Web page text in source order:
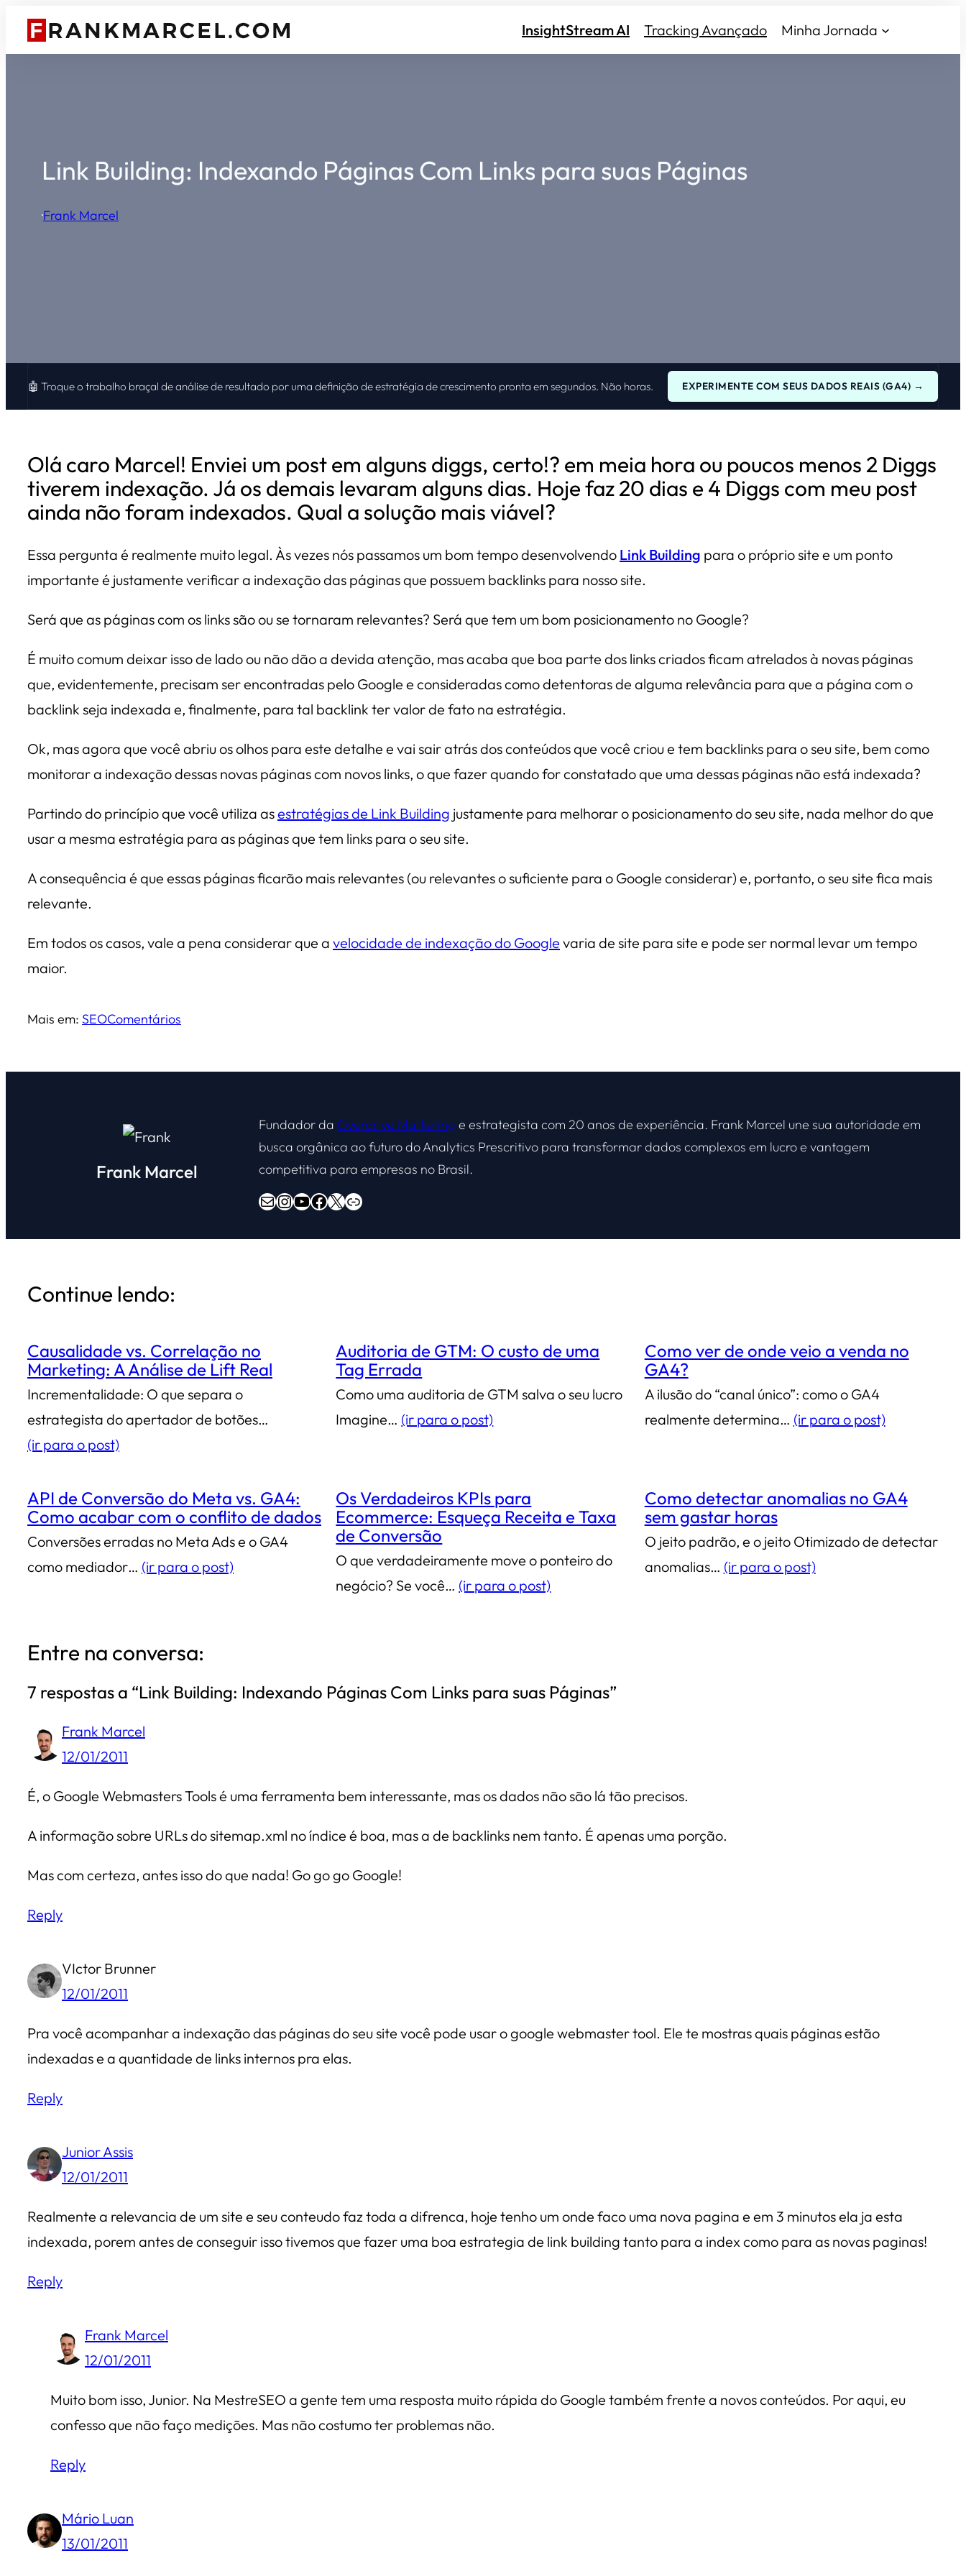
Pular
para
InsightStream AI Tracking Avançado Minha Jornada
Link Building: Indexando Páginas Com Links para suas Páginas
·Frank Marcel
🤖 Troque o trabalho braçal de análise de resultado por uma definição de estratégia de crescimento pronta em segundos. Não horas. EXPERIMENTE COM SEUS DADOS REAIS (GA4) →
Olá caro Marcel! Enviei um post em alguns diggs, certo!? em meia hora ou poucos menos 2 Diggs
tiverem indexação. Já os demais levaram alguns dias. Hoje faz 20 dias e 4 Diggs com meu post
ainda não foram indexados. Qual a solução mais viável?
Essa pergunta é realmente muito legal. Às vezes nós passamos um bom tempo desenvolvendo Link Building para o próprio site e um ponto
importante é justamente verificar a indexação das páginas que possuem backlinks para nosso site.
Será que as páginas com os links são ou se tornaram relevantes? Será que tem um bom posicionamento no Google?
É muito comum deixar isso de lado ou não dão a devida atenção, mas acaba que boa parte dos links criados ficam atrelados à novas páginas
que, evidentemente, precisam ser encontradas pelo Google e consideradas como detentoras de alguma relevância para que a página com o
backlink seja indexada e, finalmente, para tal backlink ter valor de fato na estratégia.
Ok, mas agora que você abriu os olhos para este detalhe e vai sair atrás dos conteúdos que você criou e tem backlinks para o seu site, bem como
monitorar a indexação dessas novas páginas com novos links, o que fazer quando for constatado que uma dessas páginas não está indexada?
Partindo do princípio que você utiliza asestratégias de Link Building justamente para melhorar o posicionamento do seu site, nada melhor do que
usar a mesma estratégia para as páginas que tem links para o seu site.
A consequência é que essas páginas ficarão mais relevantes (ou relevantes o suficiente para o Google considerar) e, portanto, o seu site fica mais
relevante.
Em todos os casos, vale a pena considerar que a velocidade de indexação do Google varia de site para site e pode ser normal levar um tempo
maior.
Mais em: SEOComentários
Frank Marcel
Fundador da Overdrive Marketing e estrategista com 20 anos de experiência. Frank Marcel une sua autoridade em
busca orgânica ao futuro do Analytics Prescritivo para transformar dados complexos em lucro e vantagem
competitiva para empresas no Brasil.
E-mail InstagramYoutube Facebook X Overdrive Marketing
Continue lendo:
Causalidade vs. Correlação no
Marketing: A Análise de Lift Real
Incrementalidade: O que separa o
estrategista do apertador de botões…
(ir para o post)
Auditoria de GTM: O custo de uma
Tag Errada
Como uma auditoria de GTM salva o seu lucro
Imagine… (ir para o post)
Como ver de onde veio a venda no
GA4?
A ilusão do “canal único”: como o GA4
realmente determina… (ir para o post)
API de Conversão do Meta vs. GA4:
Como acabar com o conflito de dados
Conversões erradas no Meta Ads e o GA4
como mediador… (ir para o post)
Os Verdadeiros KPIs para
Ecommerce: Esqueça Receita e Taxa
de Conversão
O que verdadeiramente move o ponteiro do
negócio? Se você… (ir para o post)
Como detectar anomalias no GA4
sem gastar horas
O jeito padrão, e o jeito Otimizado de detectar
anomalias… (ir para o post)
Entre na conversa:
7 respostas a “Link Building: Indexando Páginas Com Links para suas Páginas”
Frank Marcel
12/01/2011
É, o Google Webmasters Tools é uma ferramenta bem interessante, mas os dados não são lá tão precisos.
A informação sobre URLs do sitemap.xml no índice é boa, mas a de backlinks nem tanto. É apenas uma porção.
Mas com certeza, antes isso do que nada! Go go go Google!
Reply
VIctor Brunner
12/01/2011
Pra você acompanhar a indexação das páginas do seu site você pode usar o google webmaster tool. Ele te mostras quais páginas estão
indexadas e a quantidade de links internos pra elas.
Reply
Junior Assis
12/01/2011
Realmente a relevancia de um site e seu conteudo faz toda a difrenca, hoje tenho um onde faco uma nova pagina e em 3 minutos ela ja esta
indexada, porem antes de conseguir isso tivemos que fazer uma boa estrategia de link building tanto para a index como para as novas paginas!
Reply
Frank Marcel
12/01/2011
Muito bom isso, Junior. Na MestreSEO a gente tem uma resposta muito rápida do Google também frente a novos conteúdos. Por aqui, eu
confesso que não faço medições. Mas não costumo ter problemas não.
Reply
Mário Luan
13/01/2011